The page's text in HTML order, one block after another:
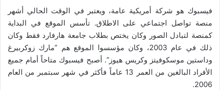
فيسبوك هو شركة أمريكية عامة، ويعتبر في الوقت الحالي أشهر
منصة تواصل اجتماعي على الاطلاق. تأسس الموقع في البداية
كمنصة لتبادل الصور وكان يختص بطلاب جامعة هارفارد فقط وكان
ذلك في عام 2003، وكان مؤسسوا الموقع هم “مارك زوكربيرغ
وداستين موسكوفيتز وكريس هيوز”. أصبح فيسبوك متاحاً أمام جميع
الأفراد البالغين من العمر 13 عاماً فأكثر في شهر سبتمبر من العام
2006.